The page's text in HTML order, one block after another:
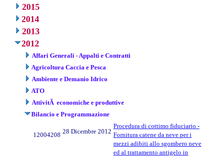
2015
2014
2013
2012
Affari Generali - Appalti e Contratti
Agricoltura Caccia e Pesca
Ambiente e Demanio Idrico
ATO
AttivitÃ economiche e produttive
Bilancio e Programmazione
12004208 28 Dicembre 2012
Procedura di cottimo fiduciario -
Fornitura catene da neve per i
mezzi adibiti allo sgombero neve
ed al trattamento antigelo in